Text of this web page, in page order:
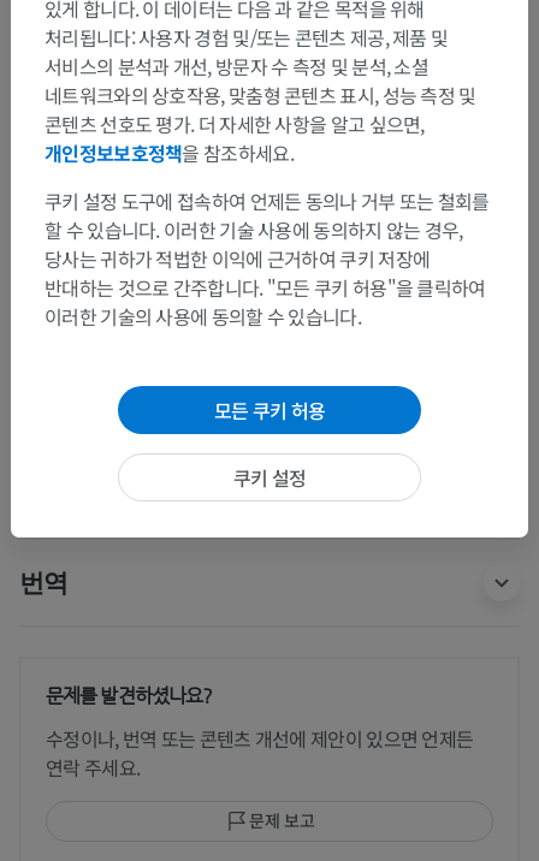
해부학적 계층
인체 해부학 2
인체 해부학 1
인체 신경 해부학
덧가로막신경
하위 구조:이 부위는 하위 해부 구조가 없습니다
번역
문제를 발견하셨나요?
수정이나, 번역 또는 콘텐츠 개선에 제안이 있으면 언제든
연락 주세요.
문제 보고
있게 합니다. 이 데이터는 다음 과 같은 목적을 위해
처리됩니다: 사용자 경험 및/또는 콘텐츠 제공, 제품 및
서비스의 분석과 개선, 방문자 수 측정 및 분석, 소셜
네트워크와의 상호작용, 맞춤형 콘텐츠 표시, 성능 측정 및
콘텐츠 선호도 평가. 더 자세한 사항을 알고 싶으면,
개인정보보호정책을 참조하세요.
쿠키 설정 도구에 접속하여 언제든 동의나 거부 또는 철회를
할 수 있습니다. 이러한 기술 사용에 동의하지 않는 경우,
당사는 귀하가 적법한 이익에 근거하여 쿠키 저장에
반대하는 것으로 간주합니다. "모든 쿠키 허용"을 클릭하여
이러한 기술의 사용에 동의할 수 있습니다.
모든 쿠키 허용
쿠키 설정